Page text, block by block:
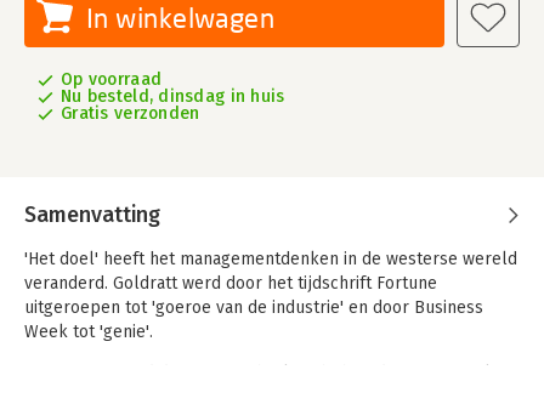
In winkelwagen
Op voorraad
Nu besteld, dinsdag in huis
Gratis verzonden
Samenvatting
'Het doel' heeft het managementdenken in de westerse wereld
veranderd. Goldratt werd door het tijdschrift Fortune
uitgeroepen tot 'goeroe van de industrie' en door Business
Week tot 'genie'.